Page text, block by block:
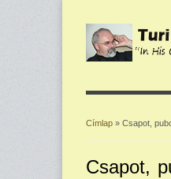
Címlap » Csapot,
Csapot,